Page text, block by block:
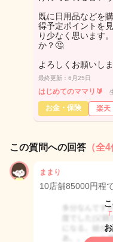
既に日用品などを
得予定ポイントを
り少なく思います
か？🤔
よろしくお願いし
最終更新：6月25日
はじめてのママリ🔰
お金・保険 楽天
この質問への回答 （全4
ままり
10店舗85000円程